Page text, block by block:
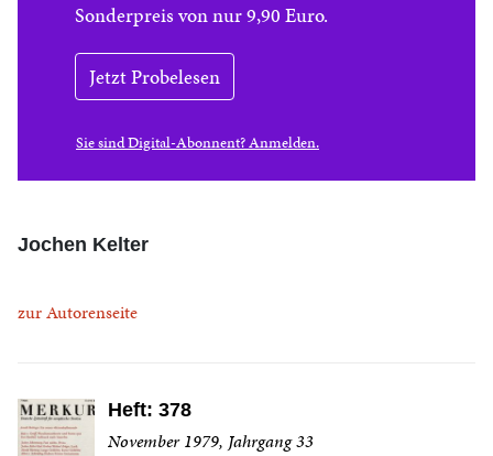
Sonderpreis von nur 9,90 Euro.
Jetzt Probelesen
Sie sind Digital-Abonnent? Anmelden.
Jochen Kelter
zur Autorenseite
Heft: 378
November 1979, Jahrgang 33